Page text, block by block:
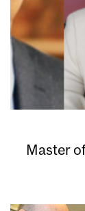
Master